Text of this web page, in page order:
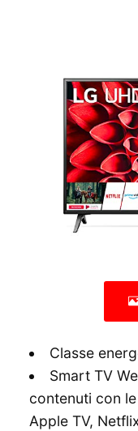
Classe
Smart TV
contenuti con
Apple TV,